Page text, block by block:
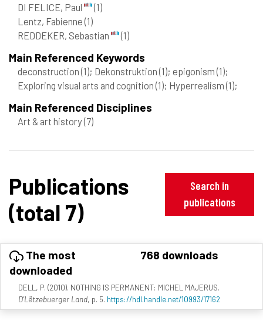
DI FELICE, Paul
(1)
Lentz, Fabienne(1)
REDDEKER, Sebastian
(1)
Main Referenced Keywords
deconstruction(1); Dekonstruktion(1); epigonism(1);
Exploring visual arts and cognition(1); Hyperrealism(1);
Main Referenced Disciplines
Art & art history(7)
Publications
(total 7)
Search in
publications
The most
downloaded
768 downloads
DELL, P. (2010). NOTHING IS PERMANENT: MICHEL MAJERUS.
D'Lëtzebuerger Land, p. 5. https://hdl.handle.net/10993/17162